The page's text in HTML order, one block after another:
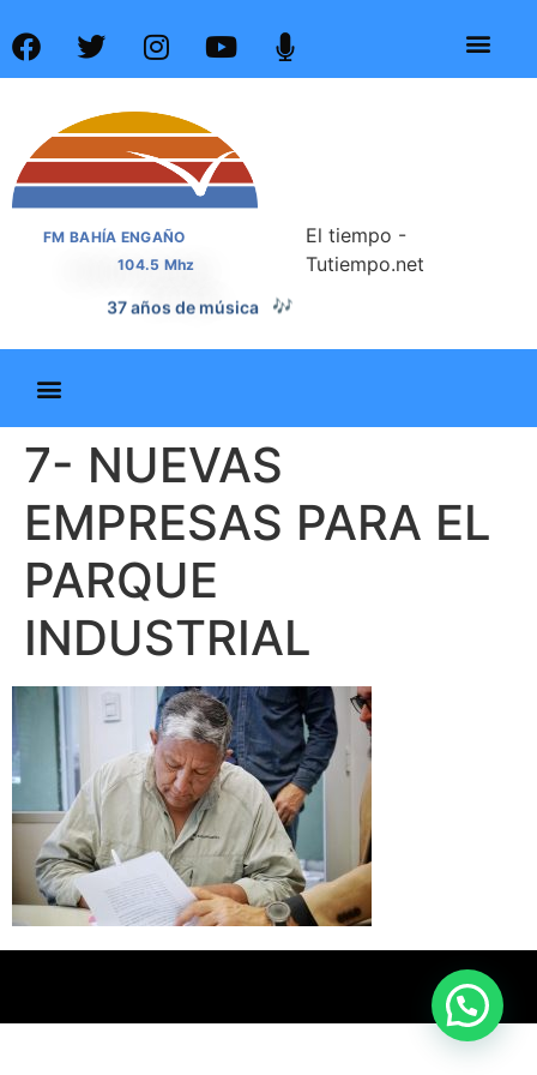
FM BAHÍA ENGAÑO
104.5 Mhz
37 años de música 🎶
El tiempo -
Tutiempo.net
7- NUEVAS
EMPRESAS PARA EL
PARQUE
INDUSTRIAL